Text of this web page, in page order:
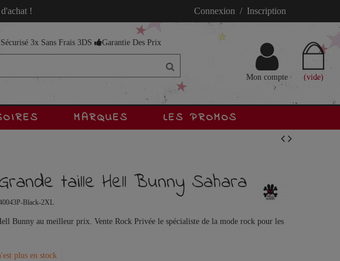
! Connexion / Inscription
3x Sans Frais 3DS Garantie Des Prix
(vide)
Mon compte
MARQUES LES PROMOS
taille Hell Bunny Sahara
Black-2XL
Bunny au meilleur prix. Vente Rock Privée le spécialiste de la mode rock pour les
plus en stock